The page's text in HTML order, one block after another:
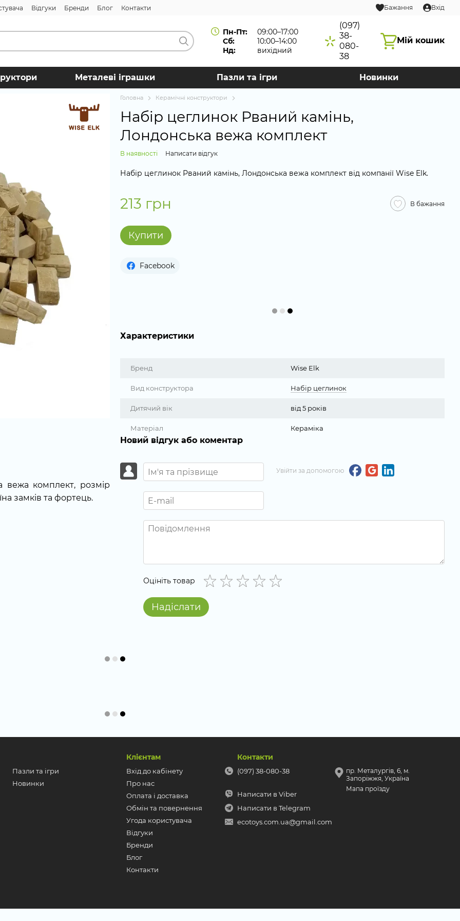
Відгуки Бренди Блог Контакти Бажання Вхід
Пн-Пт:
09:00–17:00
Сб:
10:00–14:00
Нд:
вихідний
(097)
38-
080-
38
Мій кошик
Металеві іграшки Пазли та ігри Новинки
вежа комплект, розмір
замків та фортець.
Головна Керамічні конструктори
Набір цеглинок Рваний камінь,
Лондонська вежа комплект
В наявності Написати відгук
Набір цеглинок Рваний камінь, Лондонська вежа комплект від компанії Wise Elk.
213 грн В бажання
Купити
Facebook
Характеристики
Бренд Wise Elk
Вид конструктора Набір цеглинок
Дитячий вік від 5 років
Матеріал Кераміка
Новий відгук або коментар
Увійти за допомогою
Оцініть товар
Надіслати
Пазли та ігри
Новинки
Клієнтам
Вхід до кабінету
Про нас
Оплата і доставка
Обмін та повернення
Угода користувача
Відгуки
Бренди
Блог
Контакти
Контакти
(097) 38-080-38
Написати в Viber
Написати в Telegram
ecotoys.com.ua@gmail.com
пр. Металургів, 6, м.
Запоріжжя, Україна
Мапа проїзду